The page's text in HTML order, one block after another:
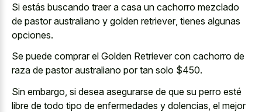
Si estás buscando traer a casa un cachorro mezclado
de pastor australiano y golden retriever, tienes algunas
opciones.
Se puede comprar el Golden Retriever con cachorro de
raza de pastor australiano por tan solo $450.
Sin embargo, si desea asegurarse de que su perro esté
libre de todo tipo de enfermedades y dolencias, el mejor